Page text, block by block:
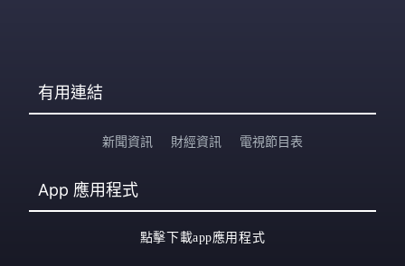
有用連結
新聞資訊 財經資訊 電視節目表
App 應用程式
點擊下載app應用程式